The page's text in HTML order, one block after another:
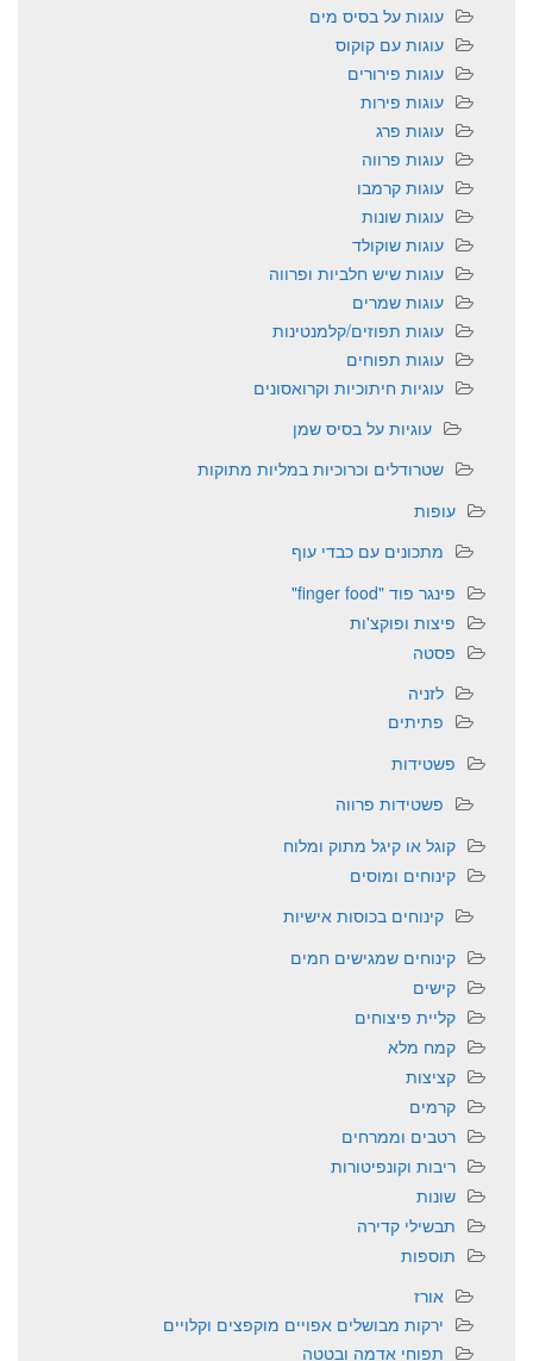
עוגות על בסיס מים
עוגות עם קוקוס
עוגות פירורים
עוגות פירות
עוגות פרג
עוגות פרווה
עוגות קרמבו
עוגות שונות
עוגות שוקולד
עוגות שיש חלביות ופרווה
עוגות שמרים
עוגות תפוזים/קלמנטינות
עוגות תפוחים
עוגיות חיתוכיות וקרואסונים
עוגיות על בסיס שמן
שטרודלים וכרוכיות במליות מתוקות
עופות
מתכונים עם כבדי עוף
פינגר פוד "finger food"
פיצות ופוקצ'ות
פסטה
לזניה
פתיתים
פשטידות
פשטידות פרווה
קוגל או קיגל מתוק ומלוח
קינוחים ומוסים
קינוחים בכוסות אישיות
קינוחים שמגישים חמים
קישים
קליית פיצוחים
קמח מלא
קציצות
קרמים
רטבים וממרחים
ריבות וקונפיטורות
שונות
תבשילי קדירה
תוספות
אורז
ירקות מבושלים אפויים מוקפצים וקלויים
תפוחי אדמה ובטטה